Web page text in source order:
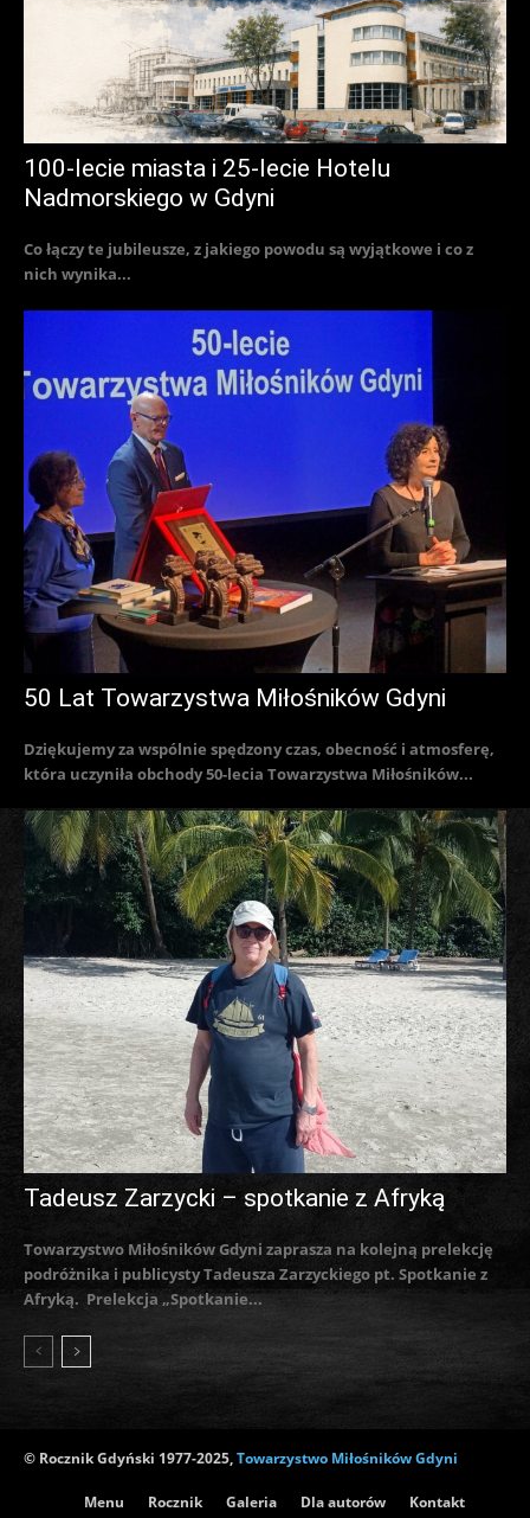
100-lecie miasta i 25-lecie Hotelu
Nadmorskiego w Gdyni
Co łączy te jubileusze, z jakiego powodu są wyjątkowe i co z
nich wynika...
50 Lat Towarzystwa Miłośników Gdyni
Dziękujemy za wspólnie spędzony czas, obecność i atmosferę,
która uczyniła obchody 50-lecia Towarzystwa Miłośników...
Tadeusz Zarzycki – spotkanie z Afryką
Towarzystwo Miłośników Gdyni zaprasza na kolejną prelekcję
podróżnika i publicysty Tadeusza Zarzyckiego pt. Spotkanie z
Afryką. Prelekcja „Spotkanie...
© Rocznik Gdyński 1977-2025,Towarzystwo Miłośników Gdyni
Menu Rocznik Galeria Dla autorów Kontakt